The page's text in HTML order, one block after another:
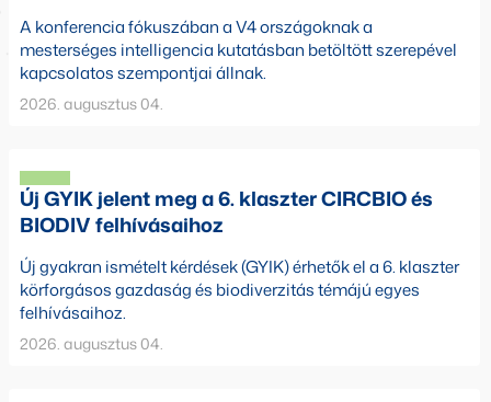
A konferencia fókuszában a V4 országoknak a
mesterséges intelligencia kutatásban betöltött szerepével
kapcsolatos szempontjai állnak.
2026. augusztus 04.
Új GYIK jelent meg a 6. klaszter CIRCBIO és
BIODIV felhívásaihoz
Új gyakran ismételt kérdések (GYIK) érhetők el a 6. klaszter
körforgásos gazdaság és biodiverzitás témájú egyes
felhívásaihoz.
2026. augusztus 04.